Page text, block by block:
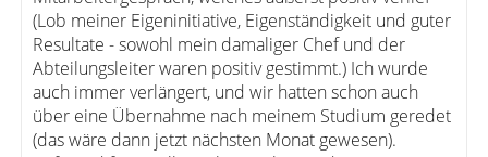
(Lob meiner Eigeninitiative, Eigenständigkeit und guter
Resultate - sowohl mein damaliger Chef und der
Abteilungsleiter waren positiv gestimmt.) Ich wurde
auch immer verlängert, und wir hatten schon auch
über eine Übernahme nach meinem Studium geredet
(das wäre dann jetzt nächsten Monat gewesen).